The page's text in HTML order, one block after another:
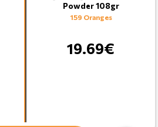
Powder 108gr
159 Oranges
19.69€